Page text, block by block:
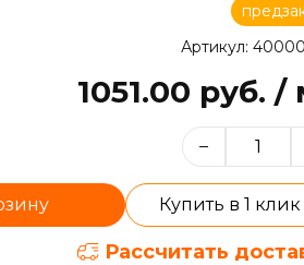
Артикул:
1051.00 руб. /
–
Купить в 1 клик
Рассчитать